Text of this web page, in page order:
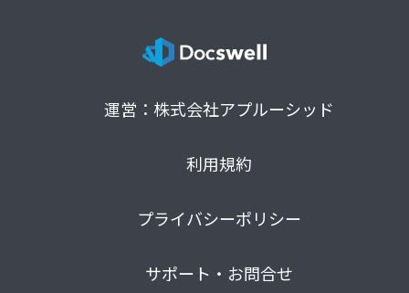
運営：株式会社アプルーシッド
利用規約
プライバシーポリシー
サポート・お問合せ